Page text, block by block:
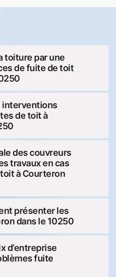
toiture par une
de fuite de toit
interventions
de toit à
des couvreurs
travaux en cas
à Courteron
présenter les
dans le 10250
d’entreprise
fuite